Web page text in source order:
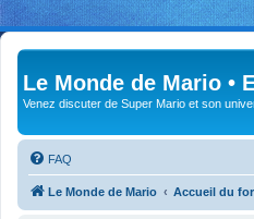
Le Monde de Mario •
Venez discuter de Super Mario et son
FAQ
Le Monde de Mario Accueil du